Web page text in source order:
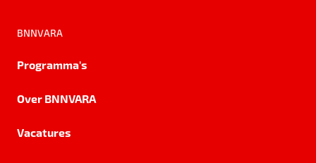
BNNVARA
Programma's
Over BNNVARA
Vacatures